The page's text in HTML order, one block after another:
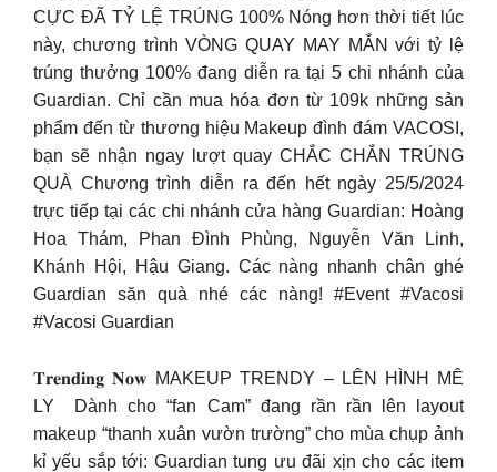
CỰC ĐÃ TỶ LỆ TRÚNG 100% Nóng hơn thời tiết lúc
này, chương trình VÒNG QUAY MAY MẮN với tỷ lệ
trúng thưởng 100% đang diễn ra tại 5 chi nhánh của
Guardian. Chỉ cần mua hóa đơn từ 109k những sản
phẩm đến từ thương hiệu Makeup đình đám VACOSI,
bạn sẽ nhận ngay lượt quay CHẮC CHẮN TRÚNG
QUÀ Chương trình diễn ra đến hết ngày 25/5/2024
trực tiếp tại các chi nhánh cửa hàng Guardian: Hoàng
Hoa Thám, Phan Đình Phùng, Nguyễn Văn Linh,
Khánh Hội, Hậu Giang. Các nàng nhanh chân ghé
Guardian săn quà nhé các nàng! #Event #Vacosi
#Vacosi Guardian
𝐓𝐫𝐞𝐧𝐝𝐢𝐧𝐠 𝐍𝐨𝐰 MAKEUP TRENDY – LÊN HÌNH MÊ
LY ​ Dành cho “fan Cam” đang rần rần lên layout
makeup “thanh xuân vườn trường” cho mùa chụp ảnh
kỉ yếu sắp tới: Guardian tung ưu đãi xịn cho các item